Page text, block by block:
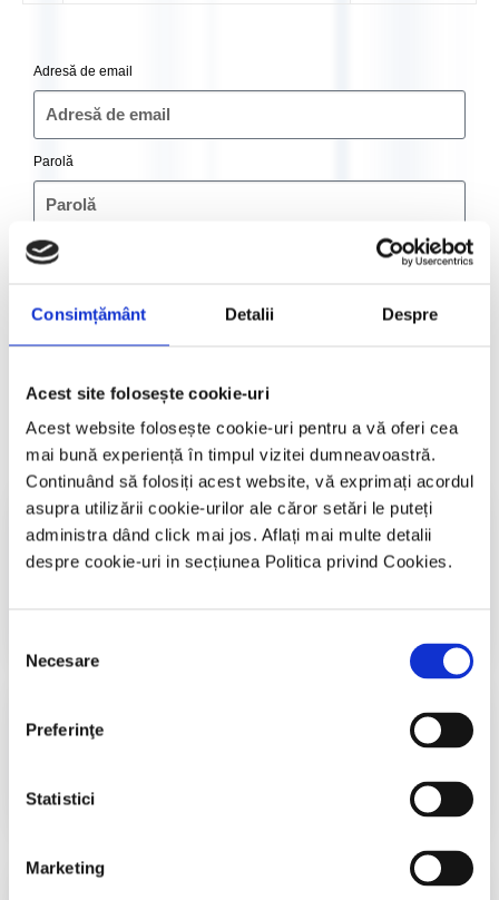
Consimțământ Detalii Despre
Acest site folosește cookie-uri
Acest website folosește cookie-uri pentru a vă oferi cea
mai bună experiență în timpul vizitei dumneavoastră.
Continuând să folosiți acest website, vă exprimați acordul
asupra utilizării cookie-urilor ale căror setări le puteți
administra dând click mai jos. Aflați mai multe detalii
despre cookie-uri in secțiunea Politica privind Cookies.
consimțământului
Necesare
Preferinţe
Statistici
Marketing
Adresă de email
Parolă
Register
Crează cont
Cursuri și manifestari naționale și
internaționale​
Diplome CND 2026